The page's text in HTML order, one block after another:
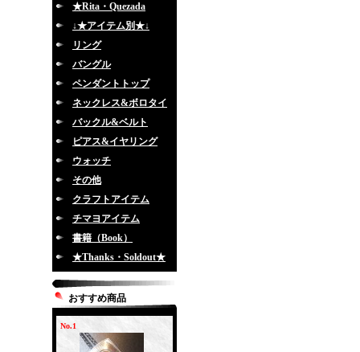
★Rita・Quezada
↓★アイテム別★↓
リング
バングル
ペンダントトップ
ネックレス&ボロタイ
バックル&ベルト
ピアス&イヤリング
ウォッチ
その他
クラフトアイテム
チマヨアイテム
書籍（Book）
★Thanks・Soldout★
おすすめ商品
No.1